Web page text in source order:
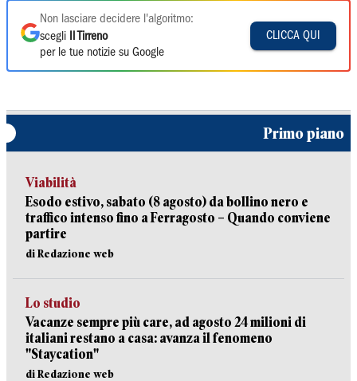
Non lasciare decidere l'algoritmo:
scegli
Il Tirreno
per le tue notizie su Google
CLICCA QUI
Primo piano
Viabilità
Esodo estivo, sabato (8 agosto) da bollino nero e
traffico intenso fino a Ferragosto – Quando conviene
partire
di Redazione web
Lo studio
Vacanze sempre più care, ad agosto 24 milioni di
italiani restano a casa: avanza il fenomeno
"Staycation"
di Redazione web